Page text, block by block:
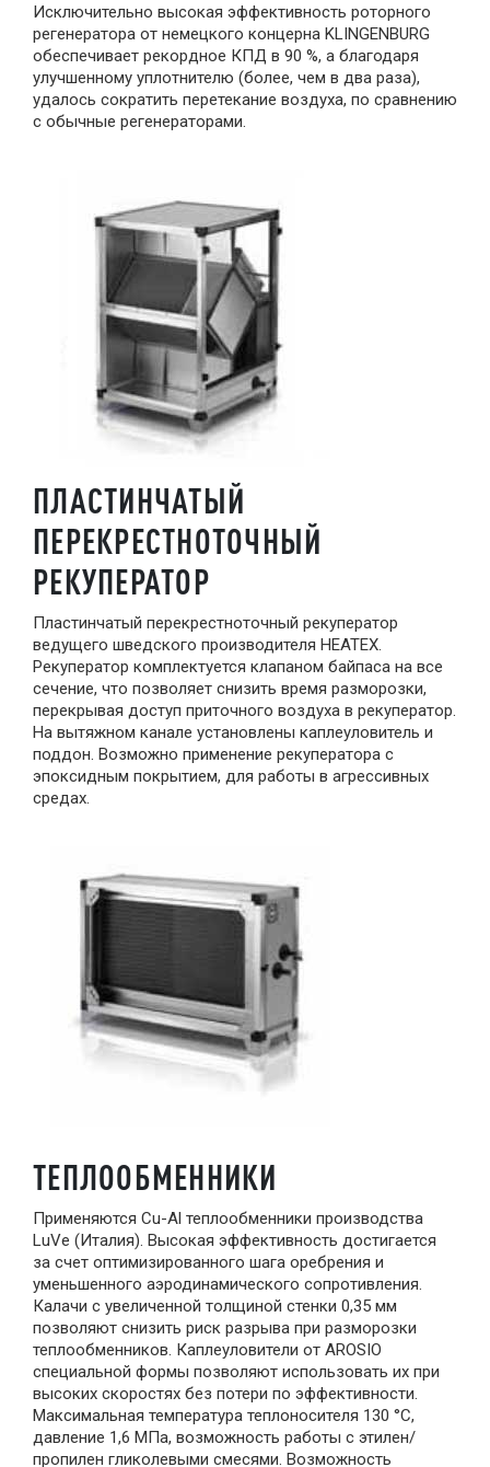
Исключительно высокая эффективность роторного
регенератора от немецкого концерна KLINGENBURG
обеспечивает рекордное КПД в 90 %, а благодаря
улучшенному уплотнителю (более, чем в два раза),
удалось сократить перетекание воздуха, по сравнению
с обычные регенераторами.
ПЛАСТИНЧАТЫЙ
ПЕРЕКРЕСТНОТОЧНЫЙ
РЕКУПЕРАТОР
Пластинчатый перекрестноточный рекуператор
ведущего шведского производителя HEATEX.
Рекуператор комплектуется клапаном байпаса на все
сечение, что позволяет снизить время разморозки,
перекрывая доступ приточного воздуха в рекуператор.
На вытяжном канале установлены каплеуловитель и
поддон. Возможно применение рекуператора с
эпоксидным покрытием, для работы в агрессивных
средах.
ТЕПЛООБМЕННИКИ
Применяются Cu-Al теплообменники производства
LuVe (Италия). Высокая эффективность достигается
за счет оптимизированного шага оребрения и
уменьшенного аэродинамического сопротивления.
Калачи с увеличенной толщиной стенки 0,35 мм
позволяют снизить риск разрыва при разморозки
теплообменников. Каплеуловители от AROSIO
специальной формы позволяют использовать их при
высоких скоростях без потери по эффективности.
Максимальная температура теплоносителя 130 °С,
давление 1,6 МПа, возможность работы с этилен/
пропилен гликолевыми смесями. Возможность